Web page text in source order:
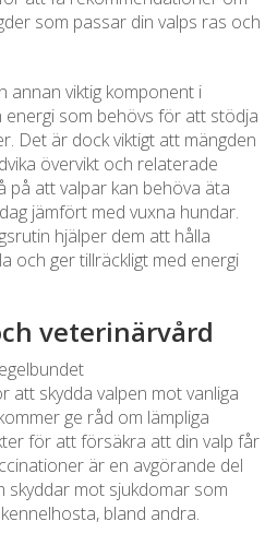
som passar din valps ras och
annan viktig komponent i
energi som behövs för att stödja
Det är dock viktigt att mängden
övervikt och relaterade
på att valpar kan behöva äta
jämfört med vuxna hundar.
hjälper dem att hålla
och ger tillräckligt med energi
veterinärvård
att skydda valpen mot vanliga
ge råd om lämpliga
för att försäkra att din valp får
är en avgörande del
skyddar mot sjukdomar som
bland andra.